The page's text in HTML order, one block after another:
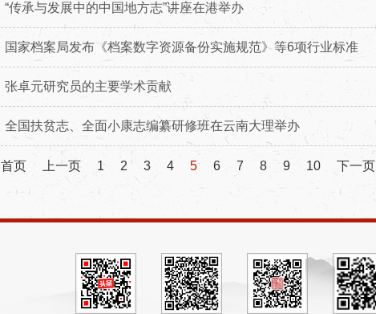
“传承与发展中的中国地方志”讲座在港举办
国家档案局发布《档案数字资源备份实施规范》等6项行业标准
张卓元研究员的主要学术贡献
全国扶贫志、全面小康志编纂研修班在云南大理举办
首页 上一页 1 2 3 4 5 6 7 8 9 10 下一页